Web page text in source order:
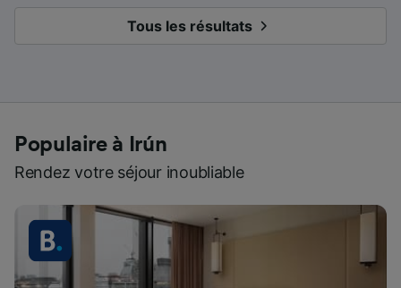
Tous les résultats
Populaire à Irún
Rendez votre séjour inoubliable